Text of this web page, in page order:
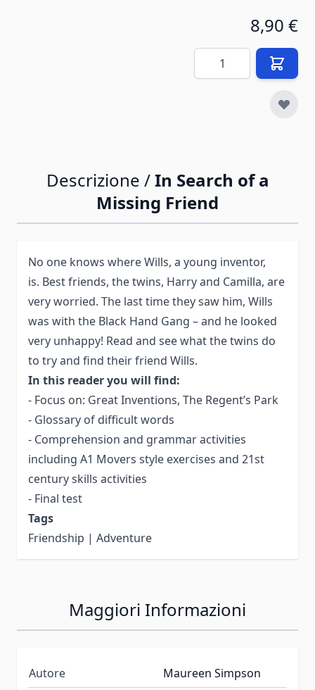
8,90 €
Quantità
Descrizione /In Search of a
Missing Friend
No one knows where Wills, a young inventor,
is. Best friends, the twins, Harry and Camilla, are
very worried. The last time they saw him, Wills
was with the Black Hand Gang – and he looked
very unhappy! Read and see what the twins do
to try and find their friend Wills.
In this reader you will find:
- Focus on: Great Inventions, The Regent’s Park
- Glossary of difficult words
- Comprehension and grammar activities
including A1 Movers style exercises and 21st
century skills activities
- Final test
Tags
Friendship | Adventure
Maggiori Informazioni
Autore Maureen Simpson